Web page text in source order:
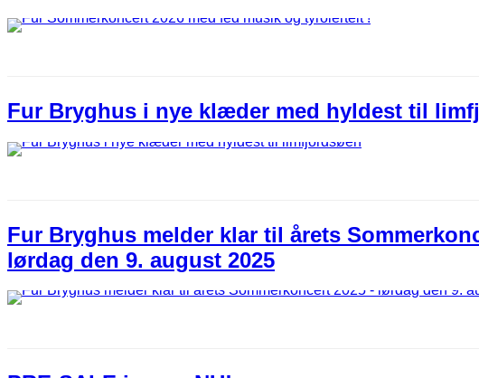
Fur Bryghus i nye klæder med hyldest til
Fur Bryghus melder klar til årets
lørdag den 9. august 2025